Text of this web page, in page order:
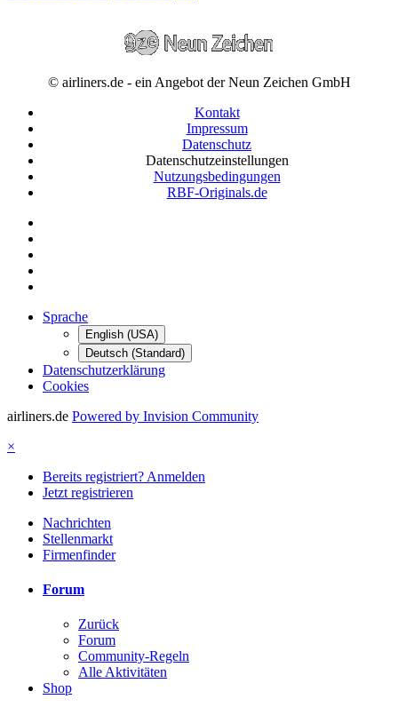
© airliners.de - ein Angebot der Neun Zeichen GmbH
Kontakt
Impressum
Datenschutz
Datenschutzeinstellungen
Nutzungsbedingungen
RBF-Originals.de
Sprache
English (USA)
Deutsch (Standard)
Datenschutzerklärung
Cookies
airliners.de Powered by Invision Community
×
Bereits registriert? Anmelden
Jetzt registrieren
Nachrichten
Stellenmarkt
Firmenfinder
Forum
Zurück
Forum
Community-Regeln
Alle Aktivitäten
Shop